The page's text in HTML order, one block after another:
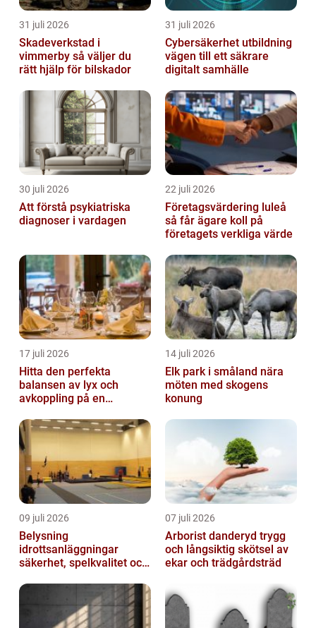
31 juli 2026
Skadeverkstad i
vimmerby så väljer du
rätt hjälp för bilskador
31 juli 2026
Cybersäkerhet utbildning
vägen till ett säkrare
digitalt samhälle
30 juli 2026
Att förstå psykiatriska
diagnoser i vardagen
22 juli 2026
Företagsvärdering luleå
så får ägare koll på
företagets verkliga värde
17 juli 2026
Hitta den perfekta
balansen av lyx och
avkoppling på en
Östermalm
14 juli 2026
Elk park i småland nära
möten med skogens
konung
09 juli 2026
Belysning
idrottsanläggningar
säkerhet, spelkvalitet och
07 juli 2026
Arborist danderyd trygg
och långsiktig skötsel av
ekar och trädgårdsträd